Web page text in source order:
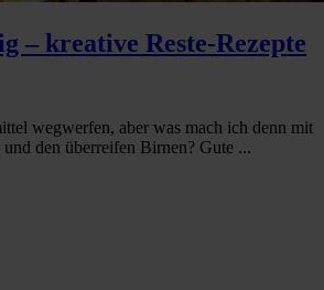
– kreative Reste-Rezepte
wegwerfen, aber was mach ich denn mit
den überreifen Birnen? Gute ...